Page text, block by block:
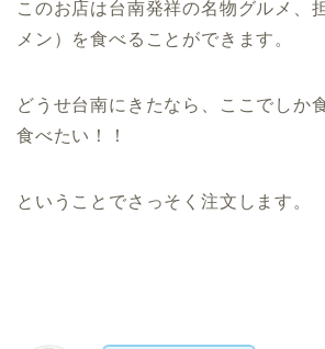
このお店は台南発祥の名物グルメ、
メン）を食べることができます。
どうせ台南にきたなら、ここでしか
食べたい！！
ということでさっそく注文します。